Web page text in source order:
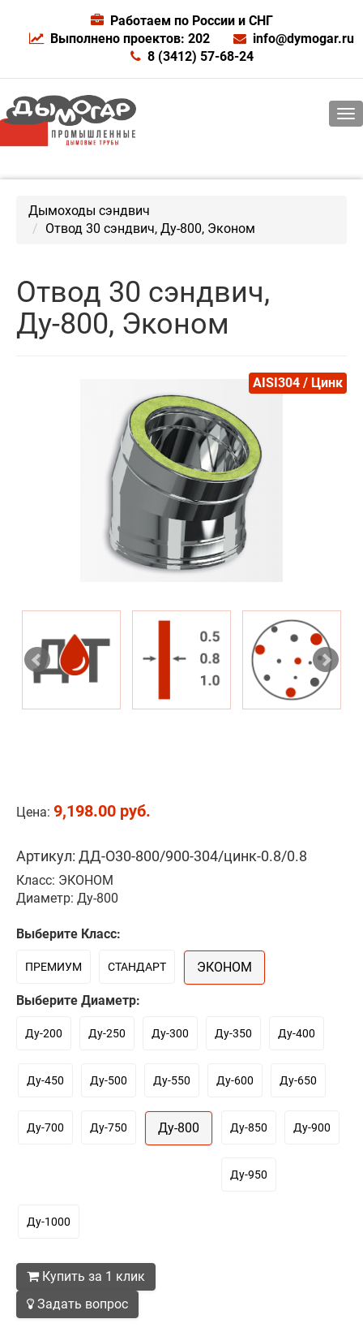
Работаем по России и СНГ
Выполнено проектов: 202
info@dymogar.ru
8 (3412) 57-68-24
Дымоходы сэндвич
Отвод 30 сэндвич, Ду-800, Эконом
Отвод 30 сэндвич,
Ду-800, Эконом
AISI304 / Цинк
Цена: 9,198.00 руб.
Артикул: ДД-О30-800/900-304/цинк-0.8/0.8
Класс: ЭКОНОМ
Диаметр: Ду-800
Выберите Класс:
ПРЕМИУМ СТАНДАРТ ЭКОНОМ
Выберите Диаметр:
Ду-200 Ду-250 Ду-300 Ду-350 Ду-400
Ду-450 Ду-500 Ду-550 Ду-600 Ду-650
Ду-700 Ду-750 Ду-800 Ду-850 Ду-900
Ду-950
Ду-1000
Купить за 1 клик
Задать вопрос